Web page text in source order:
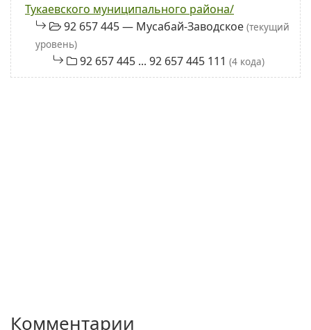
Тукаевского муниципального района/
92 657 445 — Мусабай-Заводское (текущий
уровень)
92 657 445 ... 92 657 445 111 (4 кода)
Комментарии